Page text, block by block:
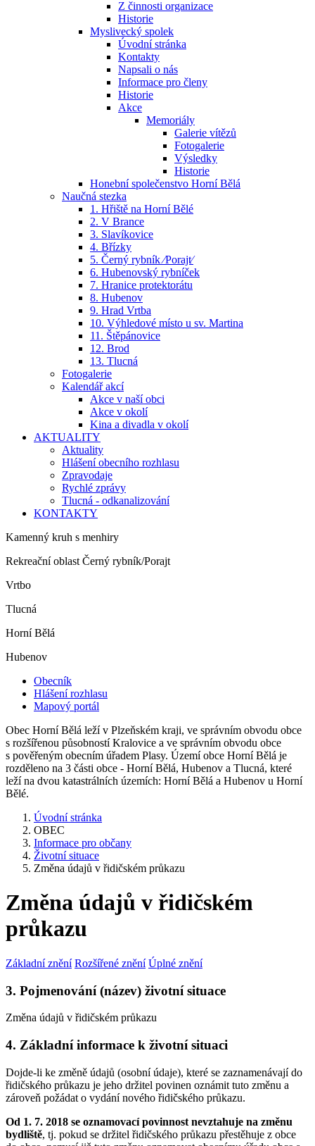
Z činnosti organizace
Historie
Myslivecký spolek
Úvodní stránka
Kontakty
Napsali o nás
Informace pro členy
Historie
Akce
Memoriály
Galerie vítězů
Fotogalerie
Výsledky
Historie
Honební společenstvo Horní Bělá
Naučná stezka
1. Hřiště na Horní Bělé
2. V Brance
3. Slavíkovice
4. Břízky
5. Černý rybník ⁄Porajt⁄
6. Hubenovský rybníček
7. Hranice protektorátu
8. Hubenov
9. Hrad Vrtba
10. Výhledové místo u sv. Martina
11. Štěpánovice
12. Brod
13. Tlucná
Fotogalerie
Kalendář akcí
Akce v naší obci
Akce v okolí
Kina a divadla v okolí
AKTUALITY
Aktuality
Hlášení obecního rozhlasu
Zpravodaje
Rychlé zprávy
Tlucná - odkanalizování
KONTAKTY
Kamenný kruh s menhiry
Rekreační oblast Černý rybník/Porajt
Vrtbo
Tlucná
Horní Bělá
Hubenov
Obecník
Hlášení rozhlasu
Mapový portál
Obec Horní Bělá leží v Plzeňském kraji, ve správním obvodu obce
s rozšířenou působností Kralovice a ve správním obvodu obce
s pověřeným obecním úřadem Plasy. Území obce Horní Bělá je
rozděleno na 3 části obce - Horní Bělá, Hubenov a Tlucná, které
leží na dvou katastrálních územích: Horní Bělá a Hubenov u Horní
Bělé.
Úvodní stránka
OBEC
Informace pro občany
Životní situace
Změna údajů v řidičském průkazu
Změna údajů v řidičském
průkazu
Základní znění Rozšířené znění Úplné znění
3. Pojmenování (název) životní situace
Změna údajů v řidičském průkazu
4. Základní informace k životní situaci
Dojde-li ke změně údajů (osobní údaje), které se zaznamenávají do
řidičského průkazu je jeho držitel povinen oznámit tuto změnu a
zároveň požádat o vydání nového řidičského průkazu.
Od 1. 7. 2018 se oznamovací povinnost nevztahuje na změnu
bydliště, tj. pokud se držitel řidičského průkazu přestěhuje z obce